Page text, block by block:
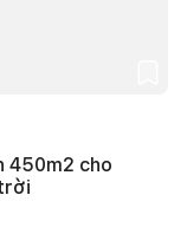
450m2 cho